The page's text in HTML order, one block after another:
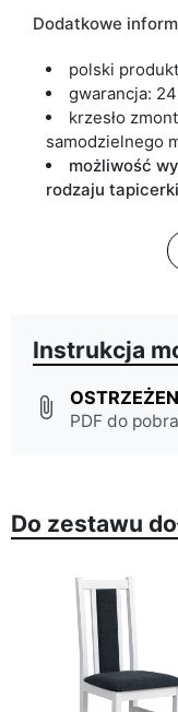
Dodatkowe
polski
gwarancja:
krzesło
samodzielnego
możliwość
rodzaju tapicerki
Instrukcja
attach_file
PDF do
Do zestawu